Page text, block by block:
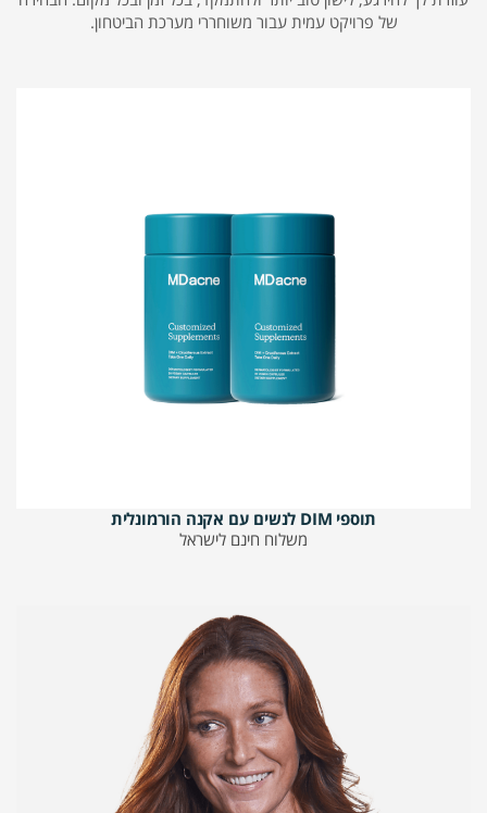
של פרויקט עמית עבור משוחררי מערכת הביטחון.
תוספי DIM לנשים עם אקנה הורמונלית
משלוח חינם לישראל